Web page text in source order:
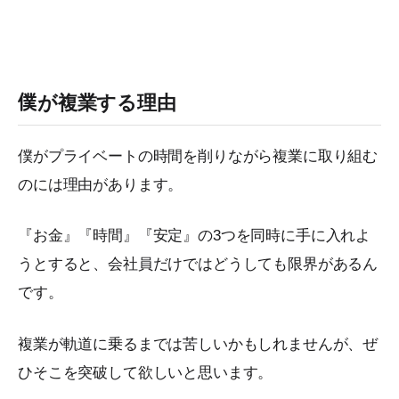
僕が複業する理由
僕がプライベートの時間を削りながら複業に取り組む
のには理由があります。
『お金』『時間』『安定』の3つを同時に手に入れよ
うとすると、会社員だけではどうしても限界があるん
です。
複業が軌道に乗るまでは苦しいかもしれませんが、ぜ
ひそこを突破して欲しいと思います。